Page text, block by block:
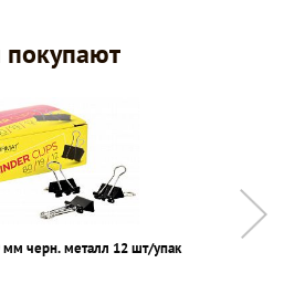
покупают
черн. металл 12 шт/упак